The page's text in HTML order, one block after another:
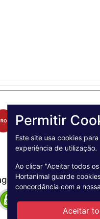
Seguro
Permitir
Este site usa cookies
experiência de utilização.
Ao clicar "Aceitar todos
Hortanimal guarde
concordância com a nossa
Aceitar